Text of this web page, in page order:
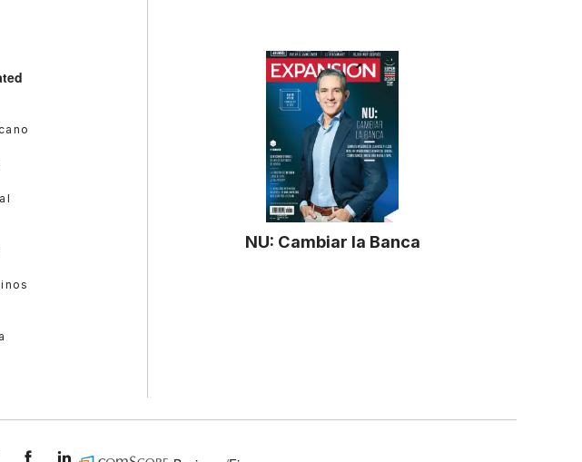
NU: Cambiar la Banca
ExpansionMex
expansion